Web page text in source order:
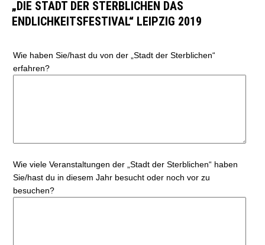
„DIE STADT DER STERBLICHEN DAS
ENDLICHKEITSFESTIVAL“ LEIPZIG 2019
Wie haben Sie/hast du von der „Stadt der Sterblichen“
erfahren?
Wie viele Veranstaltungen der „Stadt der Sterblichen“ haben
Sie/hast du in diesem Jahr besucht oder noch vor zu
besuchen?